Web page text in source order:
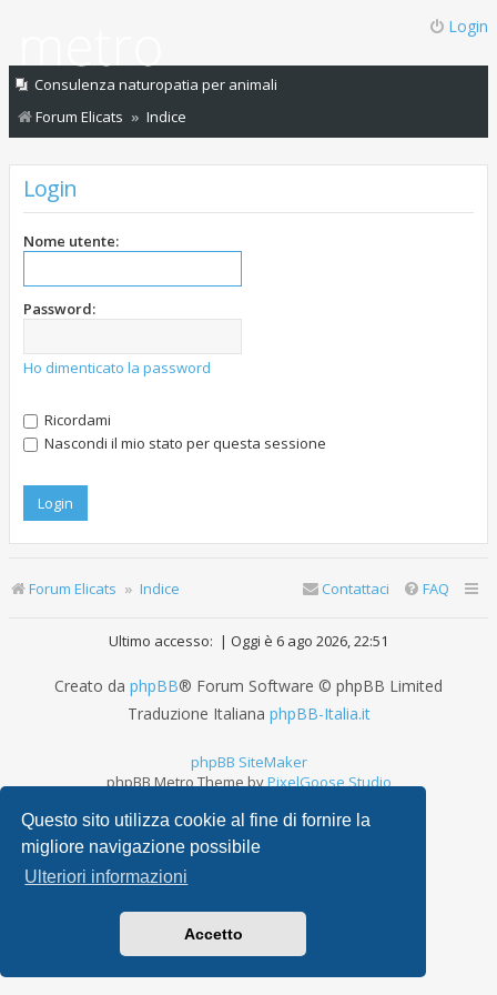
Questo sito utilizza cookie al fine di fornire la
migliore navigazione possibile
Ulteriori informazioni
Accetto
Login
Consulenza naturopatia per animali
Forum Elicats
Indice
Login
Nome utente:
Password:
Ho dimenticato la password
Ricordami
Nascondi il mio stato per questa sessione
Forum Elicats Indice FAQ
Contattaci
Ultimo accesso: | Oggi è 6 ago 2026, 22:51
Creato da phpBB® Forum Software © phpBB Limited
Traduzione Italiana phpBB-Italia.it
phpBB SiteMaker
phpBB Metro Theme byPixelGoose Studio